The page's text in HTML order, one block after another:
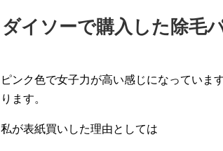
ダイソーで購入した除毛
ピンク色で女子力が高い感じになっていま
ります。
私が表紙買いした理由としては